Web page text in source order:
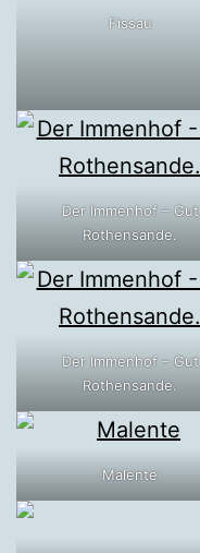
Fissau
Der Immenhof – Gut
Rothensande.
Der Immenhof – Gut
Rothensande.
Malente